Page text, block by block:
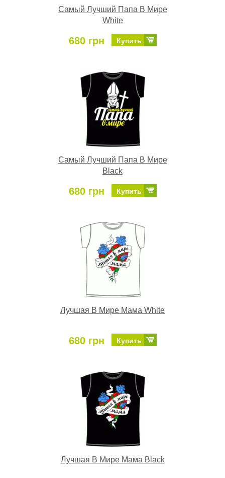
Самый Лучший Папа В Мире
White
680 грн Купить
Самый Лучший Папа В Мире
Black
680 грн Купить
Лучшая В Мире Мама White
680 грн Купить
Лучшая В Мире Мама Black